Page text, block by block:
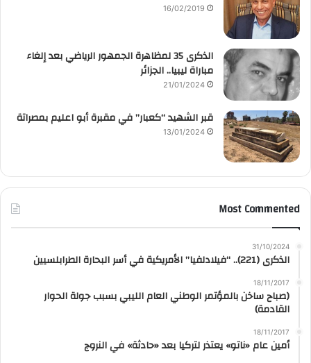
16/02/2019
الذكرى 35 لمظاهرة الجمهور الرياضي بعد إلغاء
مباراة ليبيا.. الجزائر
21/01/2024
قبر الشهيد “كعبار” في مقبرة أبو اعليم بمصراتة
13/01/2024
Most Commented
31/10/2024
الذكرى (221).. “فيلادلفيا” الأمريكية في أسر البحارة الطرابلسيين
18/11/2017
(صباح ساخن بالمؤتمر الوطني العام الليبي بسبب جولة الحوار
القادمة)
18/11/2017
أمين عام «ناتو» يعتذر لتركيا بعد «حادثة» في النروج